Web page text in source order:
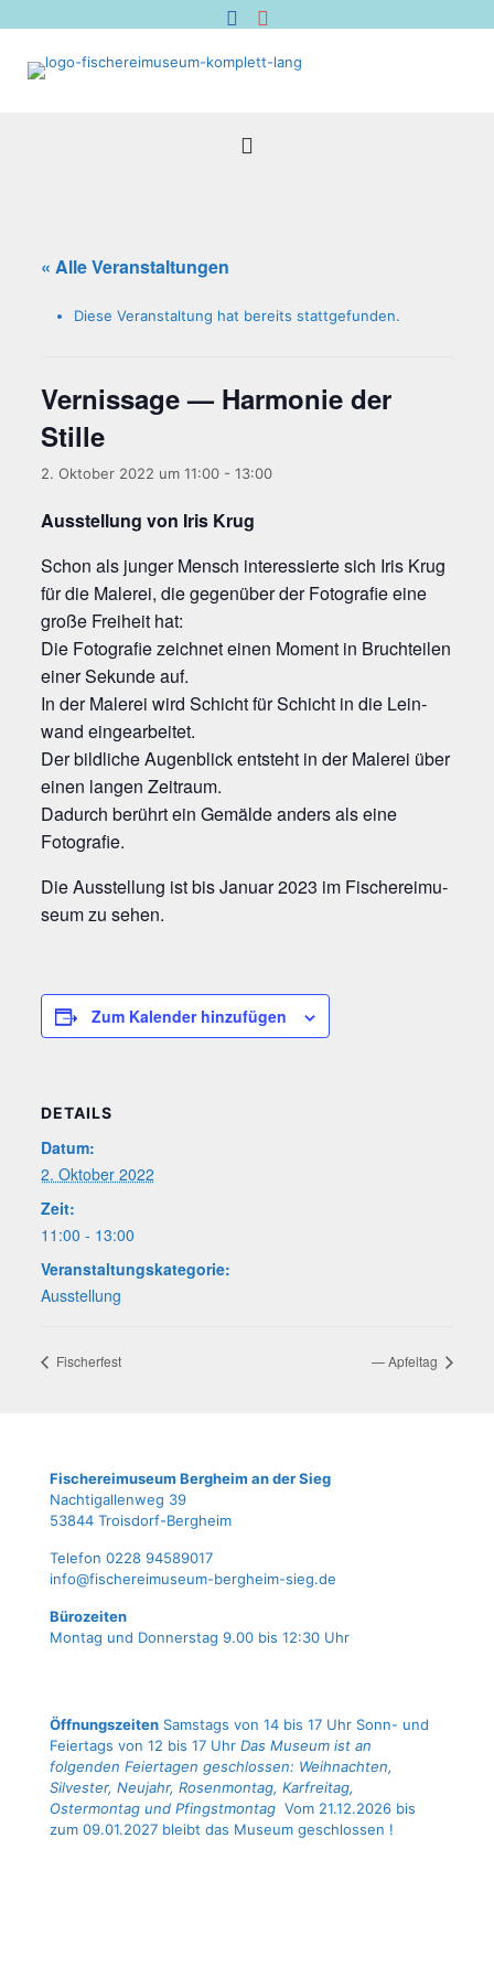
« Alle Veranstaltungen
Diese Veranstaltung hat bereits stattgefunden.
Ver­nis­sa­ge — Har­mo­nie der
Stille
2. Oktober 2022 um 11:00- 13:00
Aus­stel­lung von Iris Krug
Schon als jun­ger Mensch inter­es­sier­te sich Iris Krug
für die Male­rei, die gegen­über der Foto­gra­fie eine
gro­ße Frei­heit hat:
Die Foto­gra­fie zeich­net einen Moment in Bruch­tei­len
einer Sekun­de auf.
In der Male­rei wird Schicht für Schicht in die Lein­
wand eingearbeitet.
Der bild­li­che Augen­blick ent­steht in der Male­rei über
einen lan­gen Zeitraum.
Dadurch berührt ein Gemäl­de anders als eine
Fotografie.
Die Aus­stel­lung ist bis Janu­ar 2023 im Fische­rei­mu­
se­um zu sehen.
Zum Kalender hinzufügen
DETAILS
Datum:
2. Oktober 2022
Zeit:
11:00 - 13:00
Veranstaltungskategorie:
Ausstellung
Fischer­fest — Apfeltag
Fische­rei­mu­se­um Berg­heim an der Sieg
Nach­ti­gal­len­weg 39
53844 Troisdorf-Bergheim
Tele­fon 0228 94589017
info@fischereimuseum-bergheim-sieg.de
Büro­zei­ten
Mon­tag und Don­ners­tag 9.00 bis 12:30 Uhr
Öffnungszeiten Samstags von 14 bis 17 Uhr Sonn- und
Feiertags von 12 bis 17 Uhr Das Museum ist an
folgenden Feiertagen geschlossen: Weihnachten,
Silvester, Neujahr, Rosenmontag, Karfreitag,
Ostermontag und Pfingstmontag Vom 21.12.2026 bis
zum 09.01.2027 bleibt das Museum geschlossen !